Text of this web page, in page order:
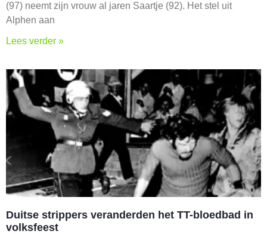
(97) neemt zijn vrouw al jaren Saartje (92). Het stel uit
Alphen aan
Lees verder »
Duitse strippers veranderden het TT-bloedbad in
volksfeest